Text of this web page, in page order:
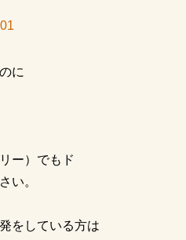
に
ー）でもド
い。
をしている方は